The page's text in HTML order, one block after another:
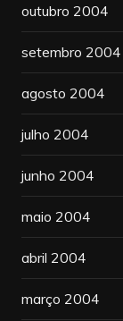
outubro 2004
setembro 2004
agosto 2004
julho 2004
junho 2004
maio 2004
abril 2004
março 2004